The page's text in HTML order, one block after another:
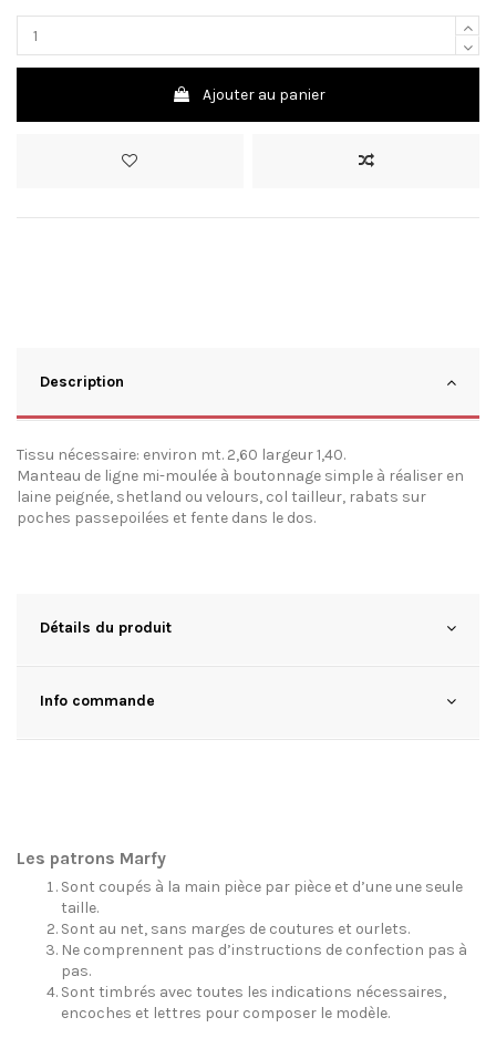
Ajouter au panier
Description
Tissu nécessaire: environ mt. 2,60 largeur 1,40.
Manteau de ligne mi-moulée à boutonnage simple à réaliser en
laine peignée, shetland ou velours, col tailleur, rabats sur
poches passepoilées et fente dans le dos.
Détails du produit
Info commande
Les patrons Marfy
Sont coupés à la main pièce par pièce et d’une une seule
taille.
Sont au net, sans marges de coutures et ourlets.
Ne comprennent pas d’instructions de confection pas à
pas.
Sont timbrés avec toutes les indications nécessaires,
encoches et lettres pour composer le modèle.